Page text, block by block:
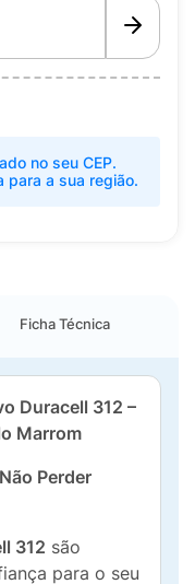
no seu CEP.
para a sua região.
Ficha Técnica
Duracell 312 –
Marrom
Perder
312 são
para o seu